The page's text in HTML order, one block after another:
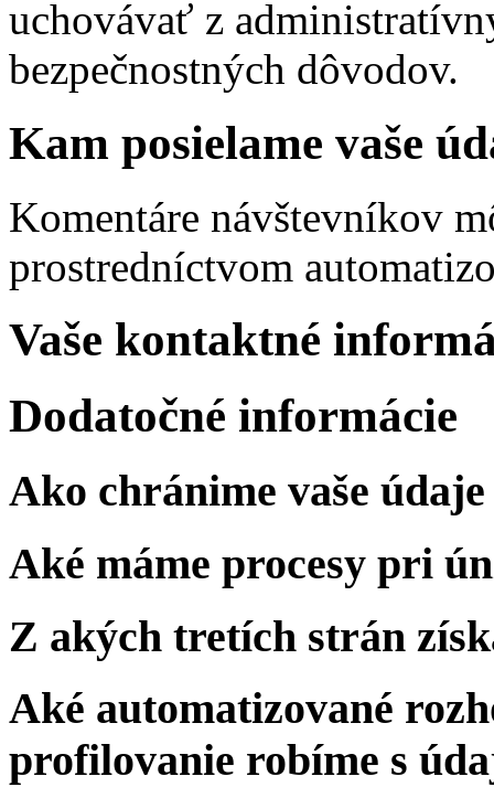
uchovávať z
bezpečnostných dôvodov.
Kam posielame vaše
Komentáre návštevníkov
prostredníctvom
Vaše kontaktné
Dodatočné informácie
Ako chránime vaše údaje
Aké máme procesy pri
Z akých tretích strán
Aké automatizované
profilovanie robíme s